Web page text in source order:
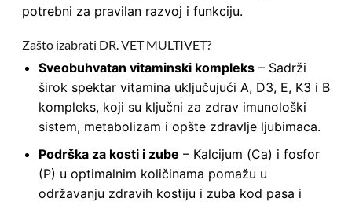
potrebni za pravilan razvoj i funkciju.
Zašto izabrati DR. VET MULTIVET?
Sveobuhvatan vitaminski kompleks– Sadrži
širok spektar vitamina uključujući A, D3, E, K3 i B
kompleks, koji su ključni za zdrav imunološki
sistem, metabolizam i opšte zdravlje ljubimaca.
Podrška za kosti i zube – Kalcijum (Ca) i fosfor
(P) u optimalnim količinama pomažu u
održavanju zdravih kostiju i zuba kod pasa i